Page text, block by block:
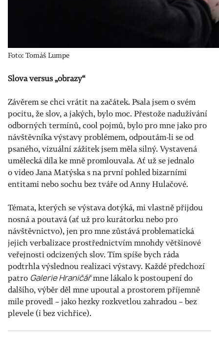
Foto: Tomáš Lumpe
Slova versus „obrazy“
Závěrem se chci vrátit na začátek. Psala jsem o svém
pocitu, že slov, a jakých, bylo moc. Přestože nadužívání
odborných termínů, cool pojmů, bylo pro mne jako pro
návštěvníka výstavy problémem, odpoutám-li se od
psaného, vizuální zážitek jsem měla silný. Vystavená
umělecká díla ke mně promlouvala. Ať už se jednalo
o video Jana Matýska s na první pohled bizarními
entitami nebo sochu bez tváře od Anny Hulačové.
Témata, kterých se výstava dotýká, mi vlastně přijdou
nosná a poutavá (ať už pro kurátorku nebo pro
návštěvnictvo), jen pro mne zůstává problematická
jejich verbalizace prostřednictvím mnohdy většinové
veřejnosti odcizených slov. Tím spíše bych ráda
podtrhla výslednou realizaci výstavy. Každé předchozí
patro Galerie Hraničářmne lákalo k postoupení do
dalšího, výběr děl mne upoutal a prostorem příjemně
mile provedl – jako hezky rozkvetlou zahradou – bez
plevele (i bez vichřice).